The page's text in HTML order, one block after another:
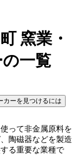
窯業・
一覧
カーを見つけるには
って非金属原料を
陶磁器などを製造
る重要な業種で